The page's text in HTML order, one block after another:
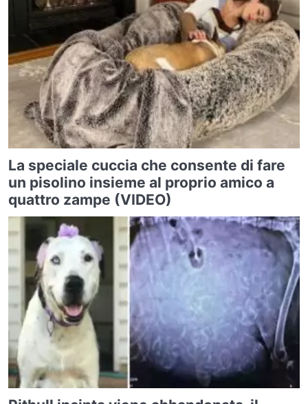
La speciale cuccia che consente di fare
un pisolino insieme al proprio amico a
quattro zampe (VIDEO)